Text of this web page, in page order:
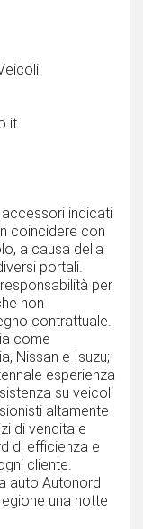
indicati
coincidere con
a causa della
portali.
per
non
contrattuale.
come
Nissan e Isuzu;
esperienza
su veicoli
altamente
di vendita e
di efficienza e
cliente.
auto Autonord
una notte